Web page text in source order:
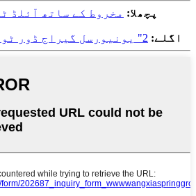
پچھلا: مخروط کے ساتھ آئلڈ
اگلے: 2" یونیورسل گیراج ڈور ٹورسن اسپرنگ کونز